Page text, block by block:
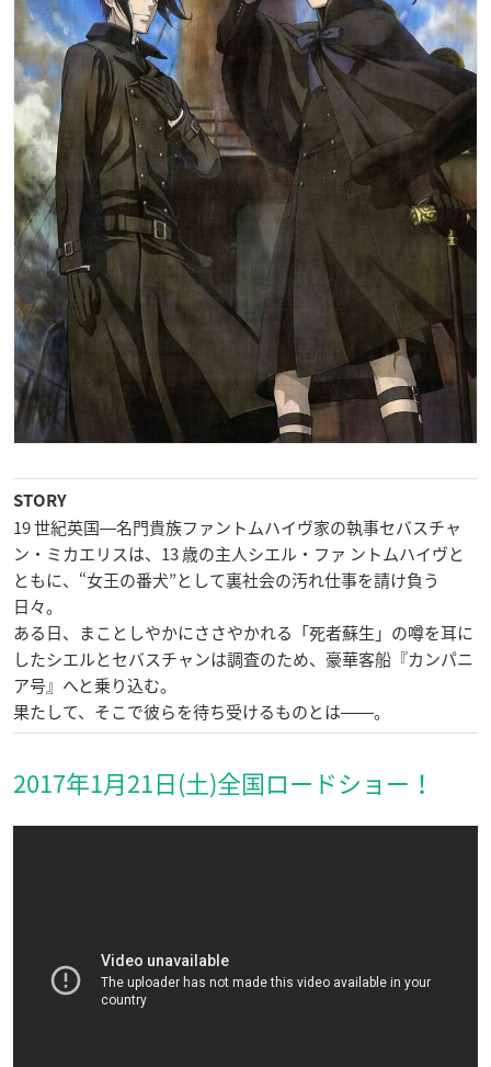
STORY
19 世紀英国―名門貴族ファントムハイヴ家の執事セバスチャ
ン・ミカエリスは、13 歳の主人シエル・ファ ントムハイヴと
ともに、“女王の番犬”として裏社会の汚れ仕事を請け負う
日々。
ある日、まことしやかにささやかれる「死者蘇生」の噂を耳に
したシエルとセバスチャンは調査のため、豪華客船『カンパニ
ア号』へと乗り込む。
果たして、そこで彼らを待ち受けるものとは――。
2017年1月21日(土)全国ロードショー！